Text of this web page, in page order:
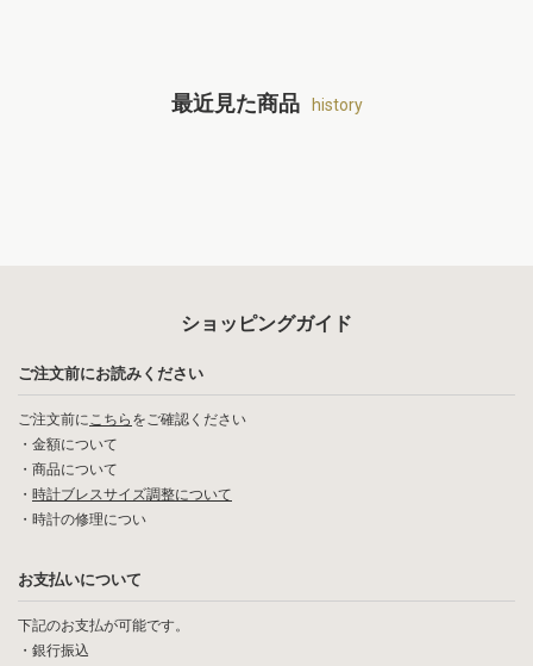
最近見た商品 history
ショッピングガイド
ご注文前にお読みください
ご注文前にこちら をご確認ください
・ 金額について
・ 商品について
・ 時計ブレスサイズ調整について
・ 時計の修理につい
お支払いについて
下記のお支払が可能です。
・銀行振込